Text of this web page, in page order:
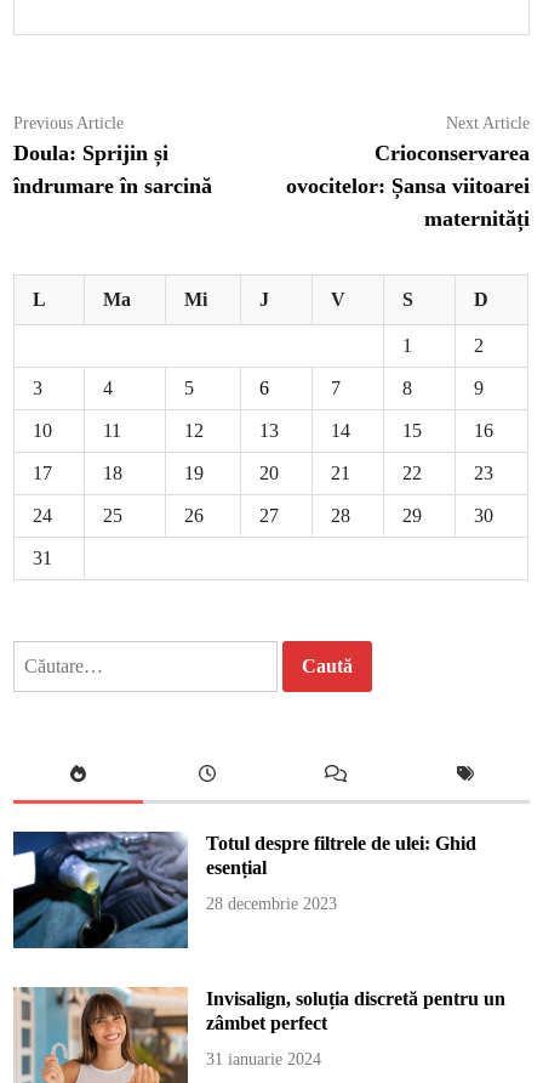
Navigare
în
articole
Previous ArticlePrevious
article:
Doula: Sprijin și
îndrumare în sarcină
Next Article
Crioconservarea
ovocitelor: Șansa viitoarei
maternități
L Ma Mi J V S D
1 2
3 4 5 6 7 8 9
10 11 12 13 14 15 16
17 18 19 20 21 22 23
24 25 26 27 28 29 30
31
Totul despre filtrele de ulei: Ghid
esențial
28 decembrie 2023
Invisalign, soluția discretă pentru un
zâmbet perfect
31 ianuarie 2024